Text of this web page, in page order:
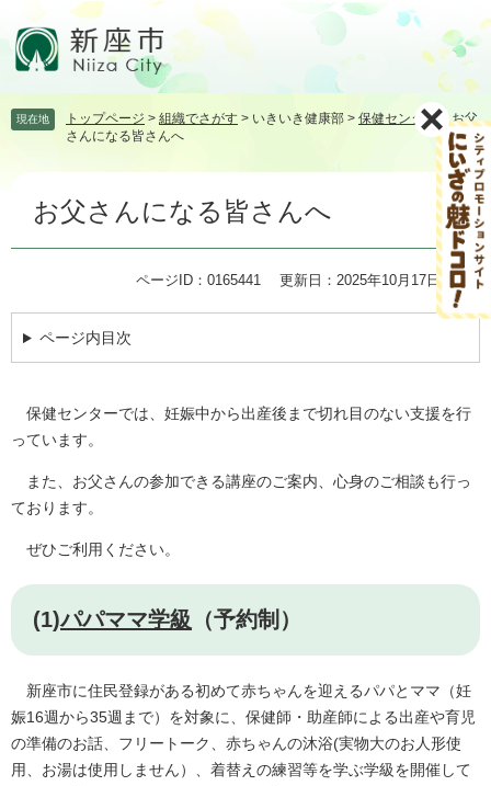
頭飛 現在地 トップページ > 組織でさがす > いきいき健康部 > 保健センター >お父
さんになる皆さんへ
お父さんになる皆さんへ
ページID：0165441 更新日：2025年10月17日更新
ページ内目次
保健センターでは、妊娠中から出産後まで切れ目のない支援を行
っています。
また、お父さんの参加できる講座のご案内、心身のご相談も行っ
ております。
ぜひご利用ください。
(1)パパママ学級 （予約制）
新座市に住民登録がある初めて赤ちゃんを迎えるパパとママ（妊
娠16週から35週まで）を対象に、保健師・助産師による出産や育児
の準備のお話、フリートーク、赤ちゃんの沐浴(実物大のお人形使
用、お湯は使用しません）、着替えの練習等を学ぶ学級を開催して